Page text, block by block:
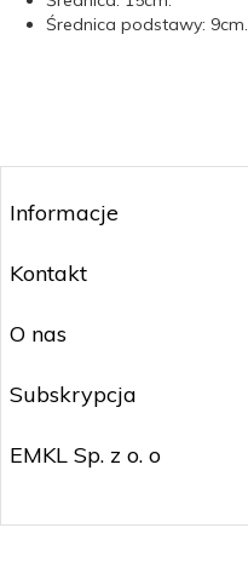
Średnica podstawy: 9cm.
Informacje
Kontakt
O nas
Subskrypcja
EMKL Sp. z o. o